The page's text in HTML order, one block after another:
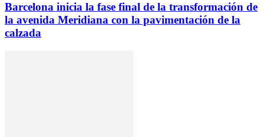
Barcelona inicia la fase final de la transformación de
la avenida Meridiana con la pavimentación de la
calzada